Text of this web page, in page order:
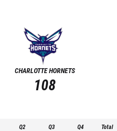
CHARLOTTE HORNETS
108
Q2 Q3 Q4 Total